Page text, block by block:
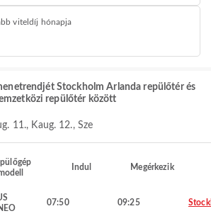
viteldíj hónapja
Stockholm Arlanda repülőtér és
repülőtér között
11., Kaug. 12., Sze
Indul Megérkezik
07:50 09:25